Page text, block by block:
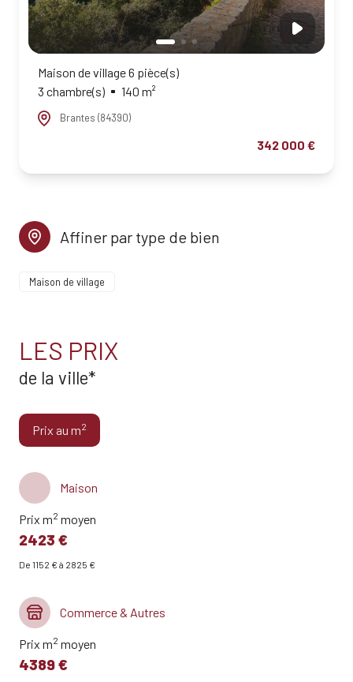
CONTACT
Maison de village 6 pièce(s)
3 chambre(s)
140 m²
Brantes (84390)
342 000 €
Affiner par type de bien
Maison de village
LES PRIX
de la ville*
Prix au m2
Maison
Prix m2 moyen
2423 €
De 1152 € à 2825 €
Commerce & Autres
Prix m2 moyen
4389 €